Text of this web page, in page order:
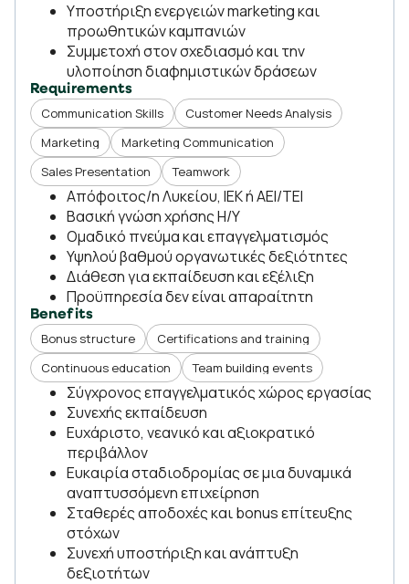
Υποστήριξη ενεργειών marketing και
προωθητικών καμπανιών
Συμμετοχή στον σχεδιασμό και την
υλοποίηση διαφημιστικών δράσεων
Requirements
Communication Skills
Customer Needs Analysis
Marketing
Marketing Communication
Sales Presentation
Teamwork
Απόφοιτος/η Λυκείου, ΙΕΚ ή ΑΕΙ/ΤΕΙ
Βασική γνώση χρήσης Η/Υ
Ομαδικό πνεύμα και επαγγελματισμός
Υψηλού βαθμού οργανωτικές δεξιότητες
Διάθεση για εκπαίδευση και εξέλιξη
Προϋπηρεσία δεν είναι απαραίτητη
Benefits
Bonus structure
Certifications and training
Continuous education
Team building events
Σύγχρονος επαγγελματικός χώρος εργασίας
Συνεχής εκπαίδευση
Ευχάριστο, νεανικό και αξιοκρατικό
περιβάλλον
Ευκαιρία σταδιοδρομίας σε μια δυναμικά
αναπτυσσόμενη επιχείρηση
Σταθερές αποδοχές και bonus επίτευξης
στόχων
Συνεχή υποστήριξη και ανάπτυξη
δεξιοτήτων